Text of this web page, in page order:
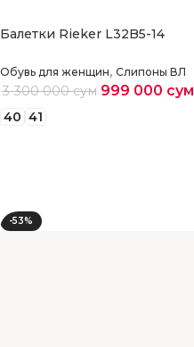
Балетки Rieker L32B5-14
Обувь для женщин, Слипоны ВЛ
3 300 000сум 999 000 сум
40 41
-53%